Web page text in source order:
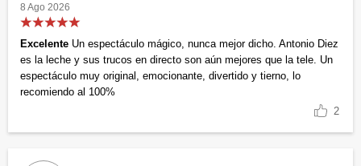
8 Ago 2026
Excelente Un espectáculo mágico, nunca mejor dicho. Antonio Diez
es la leche y sus trucos en directo son aún mejores que la tele. Un
espectáculo muy original, emocionante, divertido y tierno, lo
recomiendo al 100%
2